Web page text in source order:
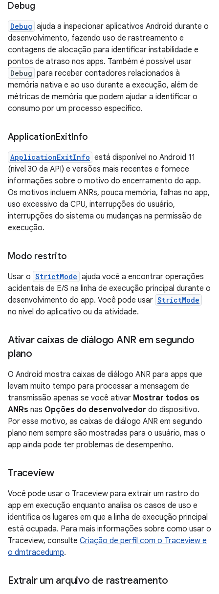
Debug
Debug ajuda a inspecionar aplicativos Android durante o
desenvolvimento, fazendo uso de rastreamento e
contagens de alocação para identificar instabilidade e
pontos de atraso nos apps. Também é possível usar
Debug para receber contadores relacionados à
memória nativa e ao uso durante a execução, além de
métricas de memória que podem ajudar a identificar o
consumo por um processo específico.
ApplicationExit Info
ApplicationExitInfo está disponível no Android 11
(nível 30 da API) e versões mais recentes e fornece
informações sobre o motivo do encerramento do app.
Os motivos incluem ANRs, pouca memória, falhas no app,
uso excessivo da CPU, interrupções do usuário,
interrupções do sistema ou mudanças na permissão de
execução.
Modo restrito
Usar o StrictMode ajuda você a encontrar operações
acidentais de E/S na linha de execução principal durante o
desenvolvimento do app. Você pode usar StrictMode
no nível do aplicativo ou da atividade.
Ativar caixas de diálogo ANR em segundo
plano
O Android mostra caixas de diálogo ANR para apps que
levam muito tempo para processar a mensagem de
transmissão apenas se você ativar Mostrar todos os
ANRs nas Opções do desenvolvedor do dispositivo.
Por esse motivo, as caixas de diálogo ANR em segundo
plano nem sempre são mostradas para o usuário, mas o
app ainda pode ter problemas de desempenho.
Traceview
Você pode usar o Traceview para extrair um rastro do
app em execução enquanto analisa os casos de uso e
identifica os lugares em que a linha de execução principal
está ocupada. Para mais informações sobre como usar o
Traceview, consulte Criação de perfil com o Traceview e
o dmtracedump.
Extrair um arquivo de rastreamento